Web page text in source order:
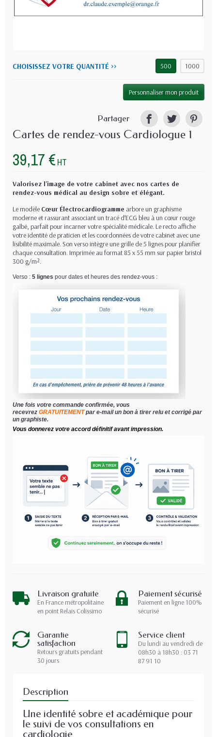
CHOISISSEZ VOTRE QUANTITÉ >> 500 1000
Personnaliser mon produit
Partager
Cartes de rendez-vous Cardiologue 1
39,17 € HT
Valorisez l'image de votre cabinet avec nos cartes de
rendez-vous médical au design sobre et élégant.
Le modèle Cœur Électrocardiogramme arbore un graphisme
moderne et rassurant associant un tracé d’ECG bleu à un cœur rouge
galbé, parfait pour incarner votre spécialité médicale. Le recto affiche
votre identité de praticien et les coordonnées de votre cabinet avec une
lisibilité maximale. Son verso intègre une grille de 5 lignes pour planifier
chaque consultation. Imprimée au format 85 x 55 mm sur papier bristol
300 g/m².
Verso : 5 lignes pour dates et heures des rendez-vous :
Une fois votre commande confirmée, vous
recevrez GRATUITEMENT par e-mail un bon à tirer relu et corrigé par
un graphiste.
Vous donnerez votre accord définitif avant impression.
Livraison gratuite
En France métropolitaine
en point Relais Colissimo
Paiement sécurisé
Paiement en ligne 100%
sécurisé
Garantie
satisfaction
Retours gratuits pendant
30 jours
Service client
Du lundi au vendredi de
08h30 à 18h30 : 03 71
87 91 10
Description
Une identité sobre et académique pour
le suivi de vos consultations en
cardiologie